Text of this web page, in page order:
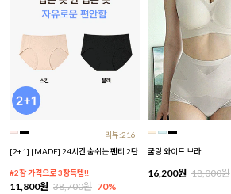
리뷰:216
[2+1] [MADE] 24시간 숨쉬는 팬티 2탄
#2장 가격으로 3장득템!!
11,800원 38,700원 70%
쿨링 와이드 브라
16,200원 18,000원